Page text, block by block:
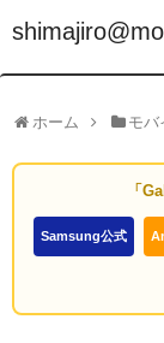
ホーム モバ
「
Samsung公式